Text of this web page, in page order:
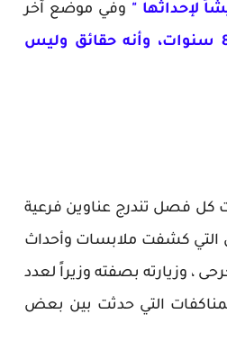
لإحداثها " وفي موضع آخر
" أنه يفتخر بانجازه لكتابه الذي استغرق 8 سنوات، وأنه حقائق وليس
كل فصل تندرج عناوين فرعية
كشفت ملابسات وأحداث
، وزيارته بصفته وزيراً لعدد
التي حدثت بين بعض